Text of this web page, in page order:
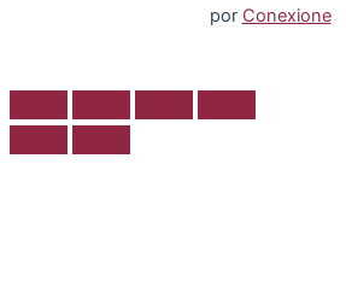
por Conexione